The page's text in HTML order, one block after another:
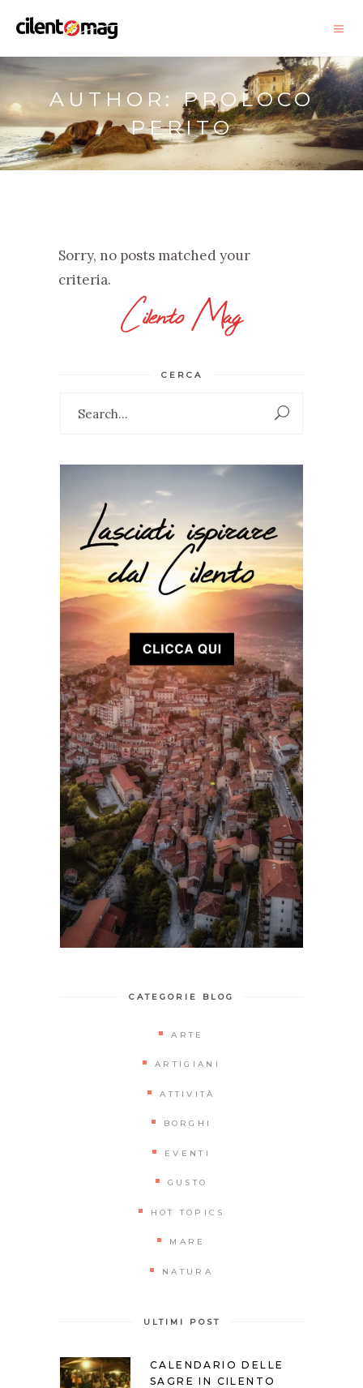
AUTHOR: PROLOCO
PERITO
Sorry, no posts matched your
criteria.
Cilento Mag
CERCA
CATEGORIE BLOG
ARTE
ARTIGIANI
ATTIVITÀ
BORGHI
EVENTI
GUSTO
HOT TOPICS
MARE
NATURA
ULTIMI POST
CALENDARIO DELLE
SAGRE IN CILENTO